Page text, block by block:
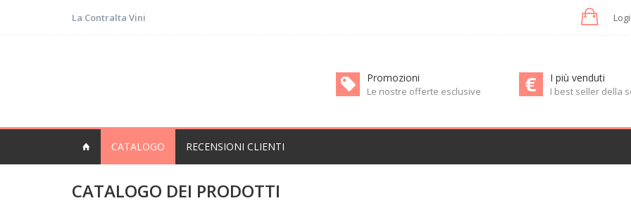
La Contralta Vini
Promozioni
Le nostre offerte esclusive
I più venduti
I best seller della
CATALOGO RECENSIONI CLIENTI
CATALOGO DEI PRODOTTI